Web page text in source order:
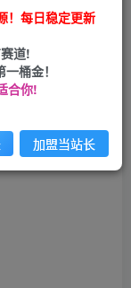
可保存购买订单
！每日稳定更新
道!
桶金！
合你!
加盟当站长